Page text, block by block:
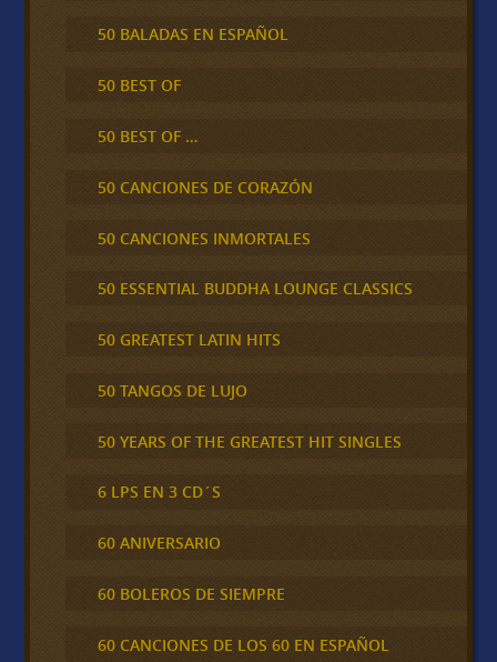
50 BALADAS EN ESPAÑOL
50 BEST OF
50 BEST OF …
50 CANCIONES DE CORAZÓN
50 CANCIONES INMORTALES
50 ESSENTIAL BUDDHA LOUNGE CLASSICS
50 GREATEST LATIN HITS
50 TANGOS DE LUJO
50 YEARS OF THE GREATEST HIT SINGLES
6 LPS EN 3 CD´S
60 ANIVERSARIO
60 BOLEROS DE SIEMPRE
60 CANCIONES DE LOS 60 EN ESPAÑOL